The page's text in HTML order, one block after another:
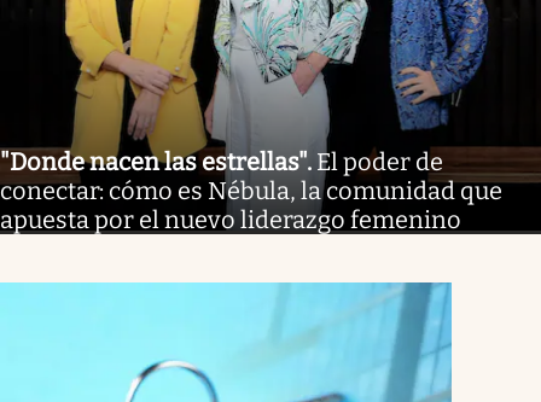
"Donde nacen las estrellas". El poder de
conectar: cómo es Nébula, la comunidad que
apuesta por el nuevo liderazgo femenino